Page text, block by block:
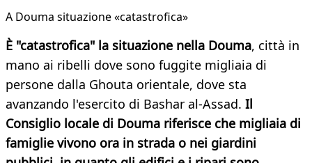
A Douma situazione «catastrofica»
È "catastrofica" la situazione nella Douma, città in
mano ai ribelli dove sono fuggite migliaia di
persone dalla Ghouta orientale, dove sta
avanzando l'esercito di Bashar al-Assad. Il
Consiglio locale di Douma riferisce che migliaia di
famiglie vivono ora in strada o nei giardini